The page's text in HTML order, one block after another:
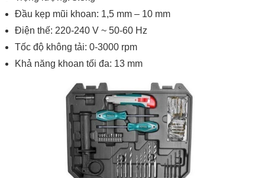
Đầu kẹp mũi khoan: 1,5 mm – 10 mm
Điện thế: 220-240 V ~ 50-60 Hz
Tốc độ không tải: 0-3000 rpm
Khả năng khoan tối đa: 13 mm